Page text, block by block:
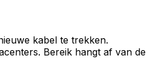
kabel te trekken.
Bereik hangt af van de